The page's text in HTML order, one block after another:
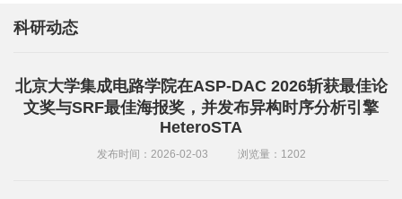
页
科研动态
北京大学集成电路学院在ASP-DAC 2026斩获最佳论
文奖与SRF最佳海报奖，并发布异构时序分析引擎
HeteroSTA
发布时间：2026-02-03 浏览量： 1202